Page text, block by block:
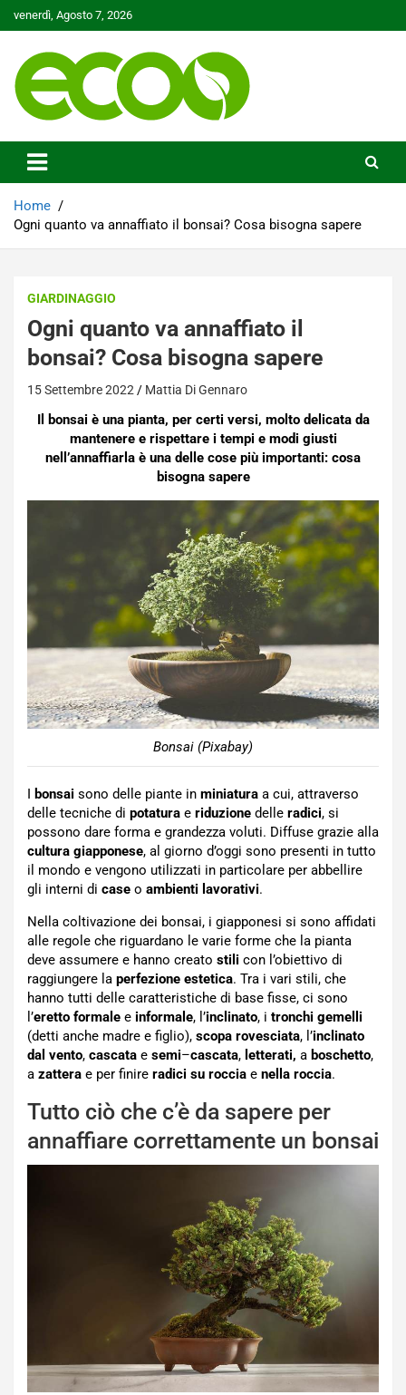
to
venerdì, Agosto 7, 2026
Ecoo.it
Home
Ogni quanto va annaffiato il bonsai? Cosa bisogna sapere
GIARDINAGGIO
Ogni quanto va annaffiato il
bonsai? Cosa bisogna sapere
15 Settembre 2022 Mattia Di Gennaro
Il bonsai è una pianta, per certi versi, molto delicata da
mantenere e rispettare i tempi e modi giusti
nell’annaffiarla è una delle cose più importanti: cosa
bisogna sapere
Bonsai (Pixabay)
I bonsai sono delle piante in miniatura a cui, attraverso
delle tecniche di potatura e riduzione delle radici, si
possono dare forma e grandezza voluti. Diffuse grazie alla
cultura giapponese, al giorno d’oggi sono presenti in tutto
il mondo e vengono utilizzati in particolare per abbellire
gli interni di case o ambienti lavorativi.
Nella coltivazione dei bonsai, i giapponesi si sono affidati
alle regole che riguardano le varie forme che la pianta
deve assumere e hanno creato stili con l’obiettivo di
raggiungere la perfezione estetica. Tra i vari stili, che
hanno tutti delle caratteristiche di base fisse, ci sono
l’eretto formale e informale, l’inclinato, i tronchi gemelli
(detti anche madre e figlio), scopa rovesciata, l’inclinato
dal vento, cascata e semi–cascata, letterati, a boschetto,
a zattera e per finire radici su roccia e nella roccia.
Tutto ciò che c’è da sapere per
annaffiare correttamente un bonsai